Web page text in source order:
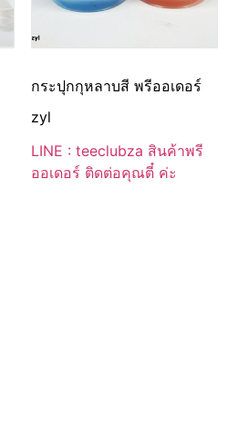
กระปุกกุหลาบสี พรีออเดอร์
zyl
LINE : teeclubza สินค้าพรี
ออเดอร์ ติดต่อคุณตี๋ ค่ะ